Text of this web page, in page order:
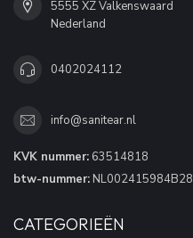
5555 XZ Valkenswaard
Nederland
0402024112
info@sanitear.nl
KVK nummer: 63514818
btw-nummer: NL002415984B28
CATEGORIEËN